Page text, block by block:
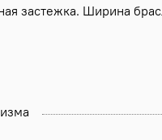
застежка. Ширина